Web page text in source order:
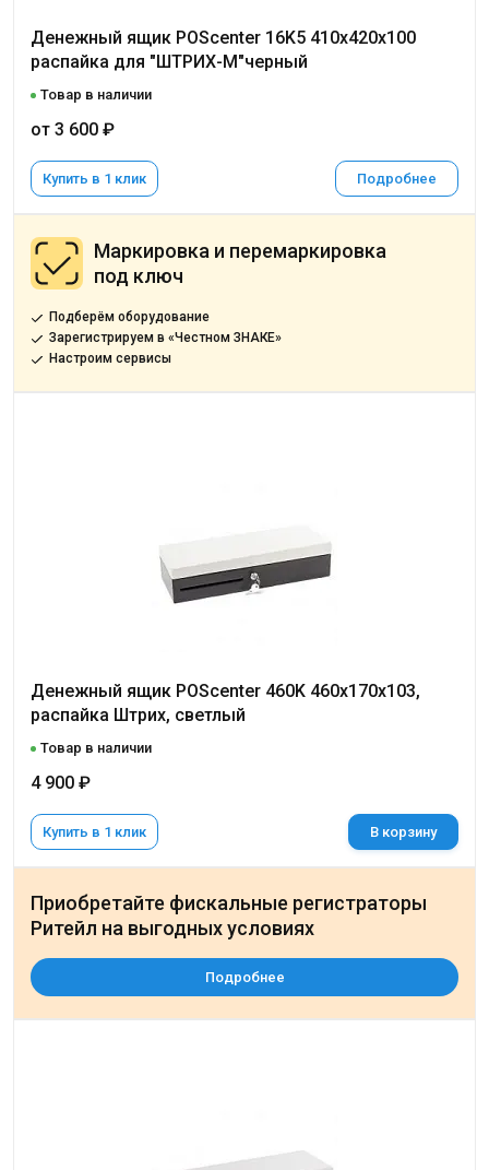
Денежный ящик POScenter 16K5 410x420x100
распайка для "ШТРИХ-М"черный
Товар в наличии
от 3 600 ₽
Купить в 1 клик Подробнее
Денежный ящик POScenter 460K 460x170x103,
распайка Штрих, светлый
Товар в наличии
4 900 ₽
Купить в 1 клик В корзину
Маркировка и перемаркировка
под ключ
Подберём оборудование
Зарегистрируем в «Честном ЗНАКЕ»
Настроим сервисы
Приобретайте фискальные регистраторы
Ритейл на выгодных условиях
Подробнее